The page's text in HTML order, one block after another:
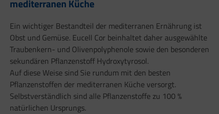
mediterranen Küche
Ein wichtiger Bestandteil der mediterranen Ernährung ist
Obst und Gemüse. Eucell Cor beinhaltet daher ausgewählte
Traubenkern- und Olivenpolyphenole sowie den besonderen
sekundären Pflanzenstoff Hydroxytyrosol.
Auf diese Weise sind Sie rundum mit den besten
Pflanzenstoffen der mediterranen Küche versorgt.
Selbstverständlich sind alle Pflanzenstoffe zu 100 %
natürlichen Ursprungs.